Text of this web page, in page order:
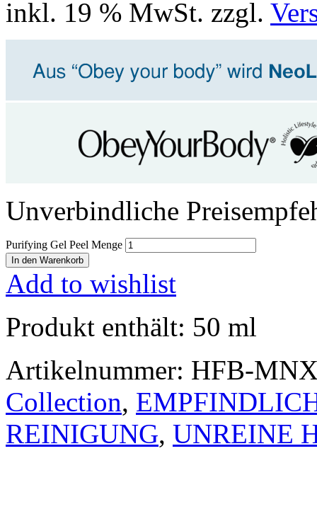
inkl. 19 % MwSt. zzgl.
Unverbindliche
Purifying Gel Peel Menge
In den Warenkorb
Add to wishlist
Produkt enthält: 50 ml
Artikelnummer: HFB-
Collection,
REINIGUNG, UNREINE